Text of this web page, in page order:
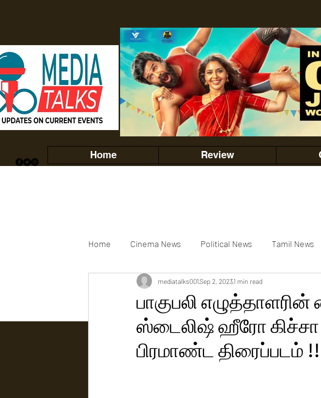
Home Review
Home Cinema News Political News Tamil News
Movies Gallery Actress Gallery Events Gallery
பாகுபலி
ஸ்டைலிஷ் ஹீரோ கிச்சா
பிரமாண்ட திரைப்படம் !!
mediatalks001Sep 2, 20231 min read